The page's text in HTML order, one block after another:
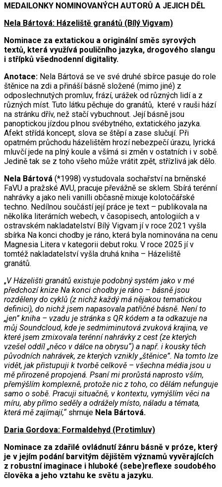
MEDAILONKY NOMINOVANÝCH AUTORŮ A JEJICH DĚL
Nela Bártová: Házeliště granátů (Bílý Vigvam)
Nominace za extatickou a originální směs syrových
textů, která využívá pouličního jazyka, drogového slangu
i střípků všednodenní digitality.
Anotace: Nela Bártová se ve své druhé sbírce pasuje do role
štěnice na zdi a přináší básně složené (mimo jiné) z
odposlechnutých promluv, frází, urážek od různých lidí a z
různých míst. Tuto látku pěchuje do granátů, které v rauši hází
na stránku dřív, než stačí vybuchnout. Její básně jsou
panoptickou jízdou plnou svébytného, extatického jazyka.
Afekt střídá koncept, slova se štěpí a zase slučují. Při
opatrném průchodu házelištěm hrozí nebezpečí úrazu, lyrická
mluvčí jede na plný koule a všímá si změn v ostatních i v sobě.
Jedině tak se z toho všeho může vrátit zpět, střízlivá jak dělo.
Nela Bártová (*1998) vystudovala sochařství na brněnské
FaVU a pražské AVU, pracuje převážně se sklem. Sbírá terénní
nahrávky a jako neli vanilli občasně mixuje kolotočářské
techno. Nedílnou součástí její práce je text – publikovala na
několika literárních webech, v časopisech, antologiích a v
ostravském nakladatelství Bílý Vigvam jí v roce 2021 vyšla
sbírka Na konci chodby je ráno, která byla nominována na cenu
Magnesia Litera v kategorii debut roku. V roce 2025 jí v
tomtéž nakladatelství vyšla druhá kniha – Házeliště
granátů.
„V Házelišti granátů existuje podobný systém jako v mé
předchozí knize Na konci chodby je ráno – básně jsou
rozděleny do cyklů (z nichž každý má nějakou tematickou
definici), do nichž jsem napasovala patřičné básně. Není to
„jen” kniha – vzadu je stránka s QR kódem a ta odkazuje na
můj Soundcloud, kde je sedmiminutová zvuková krajina, ve
které jsem zmixovala terénní nahrávky z cest (ze kterých
vzešel oddíl „něco v dálce na obrysu“) a např. i kousky těch
původních nahrávek, ze kterých vznikly „štěnice”. Na tomto lze
vidět, jak přistupuji k tvorbě celkově – všechna média jsou u
mě přirozeně propojená. Psaní mi prorůstá naprosto vším,
přemýšlím komplexně, protože nic z toho, co dělám nefunguje
samo o sobě. Pracuji situačně, v kontextu, vymýšlím věci na
míru, aby přímo seděly a odrážely místo, náladu a témata,
která mě zajímají,“ shrnuje Nela Bártová.
Daria Gordova: Formaldehyd (Protimluv)
Nominace za zdařilé ovládnutí žánru básně v próze, který
je v jejím podání barvitým dějištěm významů vyvěrajících
z robustní imaginace i hluboké (sebe)reflexe soudobého
člověka a jeho vztahu ke světu a jazyku.